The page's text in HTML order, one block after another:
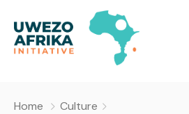
Home
Culture